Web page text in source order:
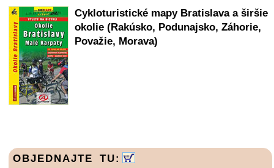
Cykloturistické mapy Bratislava a širšie
okolie (Rakúsko, Podunajsko, Záhorie,
Považie, Morava)
OBJEDNAJTE TU: